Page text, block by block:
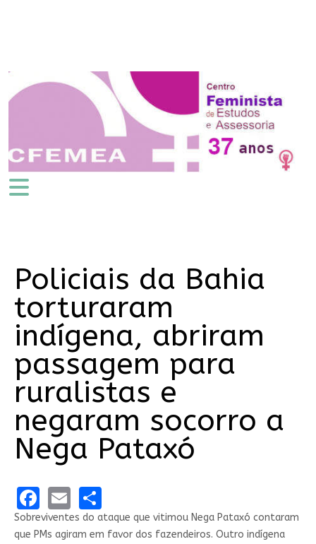
Policiais da Bahia
torturaram
indígena, abriram
passagem para
ruralistas e
negaram socorro a
Nega Pataxó
Facebook
EmailShare
Sobreviventes do ataque que vitimou Nega Pataxó contaram
que PMs agiram em favor dos fazendeiros. Outro indígena